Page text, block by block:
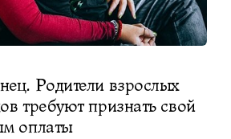
Родители взрослых
требуют признать свой
оплаты